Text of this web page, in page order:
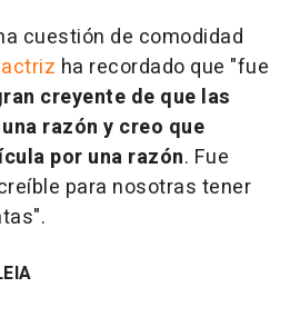
cuestión de comodidad
actriz ha recordado que "fue
creyente de que las
razón y creo que
por una razón. Fue
para nosotras tener